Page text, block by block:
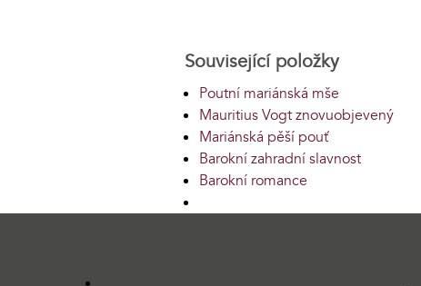
Související položky
Poutní mariánská mše
Mauritius Vogt znovuobjevený
Mariánská pěší pouť
Barokní zahradní slavnost
Barokní romance